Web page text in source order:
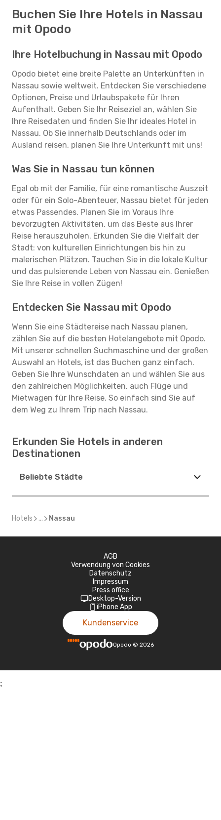
Buchen Sie Ihre Hotels in Nassau
mit Opodo
Ihre Hotelbuchung in Nassau mit Opodo
Opodo bietet eine breite Palette an Unterkünften in
Nassau sowie weltweit. Entdecken Sie verschiedene
Optionen, Preise und Urlaubspakete für Ihren
Aufenthalt. Geben Sie Ihr Reiseziel an, wählen Sie
Ihre Reisedaten und finden Sie Ihr ideales Hotel in
Nassau. Ob Sie innerhalb Deutschlands oder im
Ausland reisen, planen Sie Ihre Unterkunft mit uns!
Was Sie in Nassau tun können
Egal ob mit der Familie, für eine romantische Auszeit
oder für ein Solo-Abenteuer, Nassau bietet für jeden
etwas Passendes. Planen Sie im Voraus Ihre
bevorzugten Aktivitäten, um das Beste aus Ihrer
Reise herauszuholen. Erkunden Sie die Vielfalt der
Stadt: von kulturellen Einrichtungen bis hin zu
malerischen Plätzen. Tauchen Sie in die lokale Kultur
und das pulsierende Leben von Nassau ein. Genießen
Sie Ihre Reise in vollen Zügen!
Entdecken Sie Nassau mit Opodo
Wenn Sie eine Städtereise nach Nassau planen,
zählen Sie auf die besten Hotelangebote mit Opodo.
Mit unserer schnellen Suchmaschine und der großen
Auswahl an Hotels, ist das Buchen ganz einfach.
Geben Sie Ihre Wunschdaten an und wählen Sie aus
den zahlreichen Möglichkeiten, auch Flüge und
Mietwagen für Ihre Reise. So einfach sind Sie auf
dem Weg zu Ihrem Trip nach Nassau.
Erkunden Sie Hotels in anderen
Destinationen
Beliebte Städte
Hotels ... Nassau
AGB
Verwendung von Cookies
Datenschutz
Impressum
Press office
Desktop-Version
iPhone App
Kundenservice
Opodo © 2026
;